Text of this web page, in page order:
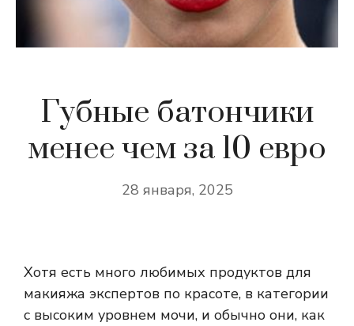
Губные батончики
менее чем за 10 евро
28 января, 2025
Хотя есть много любимых продуктов для
макияжа экспертов по красоте, в категории
с высоким уровнем мочи, и обычно они, как